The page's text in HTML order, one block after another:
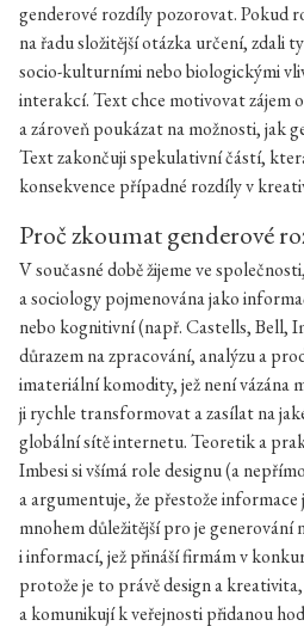
genderové rozdíly pozorovat. Pokud
na řadu složitější otázka určení, zdali
socio-kulturními nebo biologickými
interakcí. Text chce motivovat zájem
a zároveň poukázat na možnosti, jak
Text zakončuji spekulativní částí,
konsekvence případné rozdíly v
Proč zkoumat genderové
V současné době žijeme ve
a sociology pojmenována jako
nebo kognitivní (např. Castells, Bell,
důrazem na zpracování, analýzu a
imateriální komodity, jež není vázána
ji rychle transformovat a zasílat na
globální sítě internetu. Teoretik a
Imbesi si všímá role designu (a
a argumentuje, že přestože
mnohem důležitější pro je generování
i informací, jež přináší firmám v
protože je to právě design a
a komunikují k veřejnosti přidanou